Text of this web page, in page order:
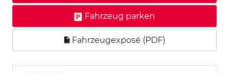
Fahrzeug parken
Fahrzeugexposé (PDF)